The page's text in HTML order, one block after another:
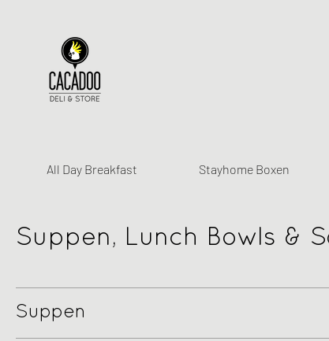
All Day Breakfast Stayhome Boxen
Suppen, Lunch Bowls &
Suppen